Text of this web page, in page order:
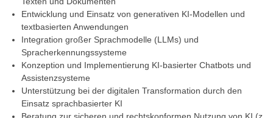
Entwicklung und Einsatz von generativen KI-Modellen und
textbasierten Anwendungen
Integration großer Sprachmodelle (LLMs) und
Spracherkennungssysteme
Konzeption und Implementierung KI-basierter Chatbots und
Assistenzsysteme
Unterstützung bei der digitalen Transformation durch den
Einsatz sprachbasierter KI
Beratung zur sicheren und rechtskonformen Nutzung von KI (z.